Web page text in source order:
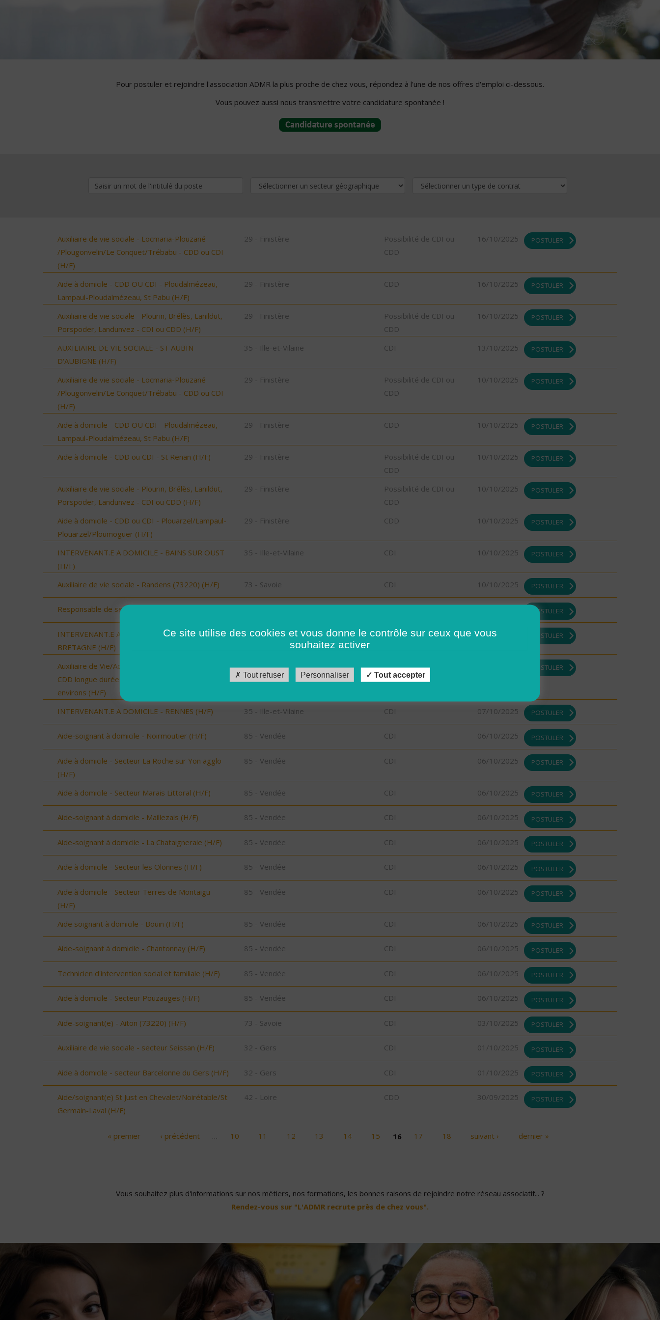
Pour postuler et rejoindre l'association ADMR la plus proche de chez vous, répondez à l'une de nos offres d'emploi ci-dessous.
Vous pouvez aussi nous transmettre votre candidature spontanée !
Auxiliaire de vie sociale - Locmaria-Plouzané
/Plougonvelin/Le Conquet/Trébabu - CDD ou CDI
(H/F)
29 - Finistère
Possibilité de CDI ou
CDD
16/10/2025 POSTULER
Aide à domicile - CDD OU CDI - Ploudalmézeau,
Lampaul-Ploudalmézeau, St Pabu (H/F)
29 - Finistère CDD 16/10/2025 POSTULER
Auxiliaire de vie sociale - Plourin, Brélès, Lanildut,
Porspoder, Landunvez - CDI ou CDD (H/F)
29 - Finistère
Possibilité de CDI ou
CDD
16/10/2025 POSTULER
AUXILIAIRE DE VIE SOCIALE - ST AUBIN
D'AUBIGNE (H/F)
35 - Ille-et-Vilaine CDI 13/10/2025 POSTULER
Auxiliaire de vie sociale - Locmaria-Plouzané
/Plougonvelin/Le Conquet/Trébabu - CDD ou CDI
(H/F)
29 - Finistère
Possibilité de CDI ou
CDD
10/10/2025 POSTULER
Aide à domicile - CDD OU CDI - Ploudalmézeau,
Lampaul-Ploudalmézeau, St Pabu (H/F)
29 - Finistère CDD 10/10/2025 POSTULER
Aide à domicile - CDD ou CDI - St Renan (H/F) 29 - Finistère
Possibilité de CDI ou
CDD
10/10/2025 POSTULER
Auxiliaire de vie sociale - Plourin, Brélès, Lanildut,
Porspoder, Landunvez - CDI ou CDD (H/F)
29 - Finistère
Possibilité de CDI ou
CDD
10/10/2025 POSTULER
Aide à domicile - CDD ou CDI - Plouarzel/Lampaul-
Plouarzel/Ploumoguer (H/F)
29 - Finistère CDD 10/10/2025 POSTULER
INTERVENANT.E A DOMICILE - BAINS SUR OUST
(H/F)
35 - Ille-et-Vilaine CDI 10/10/2025 POSTULER
Auxiliaire de vie sociale - Randens (73220) (H/F) 73 - Savoie CDI 10/10/2025 POSTULER
Responsable de secteur (H/F) POSTULER
INTERVENANT.E A DOMICILE - BAIN DE
BRETAGNE (H/F)
35 - Ille-et-Vilaine
Possibilité de CDI ou
08/10/2025 POSTULER
Auxiliaire de Vie/Accompagnant Educatif et Social -
CDD longue durée - Secteur Landivisiau et
environs (H/F)
29 - Finistère CDD POSTULER
INTERVENANT.E A DOMICILE - RENNES (H/F) 35 - Ille-et-Vilaine CDI 07/10/2025 POSTULER
Aide-soignant à domicile - Noirmoutier (H/F) 85 - Vendée CDI 06/10/2025 POSTULER
Aide à domicile - Secteur La Roche sur Yon agglo
(H/F)
85 - Vendée CDI 06/10/2025 POSTULER
Aide à domicile - Secteur Marais Littoral (H/F) 85 - Vendée CDI 06/10/2025 POSTULER
Aide-soignant à domicile - Maillezais (H/F) 85 - Vendée CDI 06/10/2025 POSTULER
Aide-soignant à domicile - La Chataigneraie (H/F) 85 - Vendée CDI 06/10/2025 POSTULER
Aide à domicile - Secteur les Olonnes (H/F) 85 - Vendée CDI 06/10/2025 POSTULER
Aide à domicile - Secteur Terres de Montaigu
(H/F)
85 - Vendée CDI 06/10/2025 POSTULER
Aide soignant à domicile - Bouin (H/F) 85 - Vendée CDI 06/10/2025 POSTULER
Aide-soignant à domicile - Chantonnay (H/F) 85 - Vendée CDI 06/10/2025 POSTULER
Technicien d'intervention social et familiale (H/F) 85 - Vendée CDI 06/10/2025 POSTULER
Aide à domicile - Secteur Pouzauges (H/F) 85 - Vendée CDI 06/10/2025 POSTULER
Aide-soignant(e) - Aiton (73220) (H/F) 73 - Savoie CDI 03/10/2025 POSTULER
Auxiliaire de vie sociale - secteur Seissan (H/F) 32 - Gers CDI 01/10/2025 POSTULER
Aide à domicile - secteur Barcelonne du Gers (H/F) 32 - Gers CDI 01/10/2025 POSTULER
Aide/soignant(e) St Just en Chevalet/Noirétable/St
Germain-Laval (H/F)
42 - Loire CDD 30/09/2025 POSTULER
« premier ‹ précédent … 10 11 12 13 14 15 16 17 18 suivant › dernier »
Vous souhaitez plus d'informations sur nos métiers, nos formations, les bonnes raisons de rejoindre notre réseau associatif... ?
Rendez-vous sur "L'ADMR recrute près de chez vous".
Ce site utilise des cookies et vous donne le contrôle sur ceux que vous
souhaitez activer
Tout refuser Personnaliser Tout accepter